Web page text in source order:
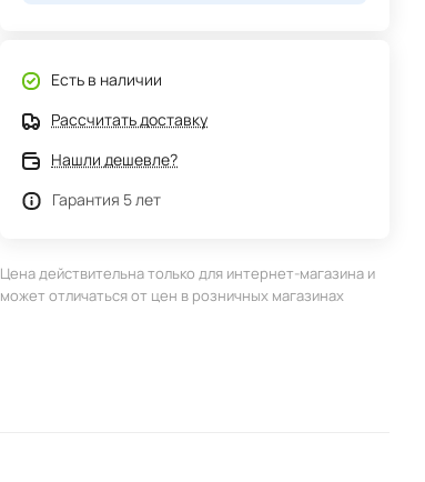
Есть в наличии
Рассчитать доставку
Нашли дешевле?
Гарантия 5 лет
Цена действительна только для интернет-магазина и
может отличаться от цен в розничных магазинах